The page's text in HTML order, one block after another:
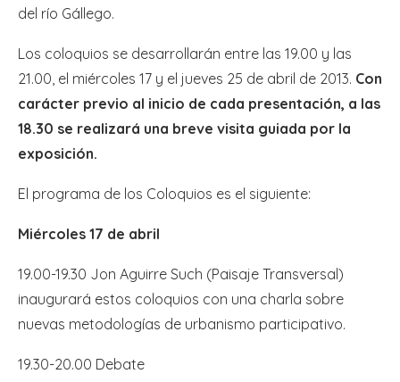
del río Gállego.
Los coloquios se desarrollarán entre las 19.00 y las
21.00, el miércoles 17 y el jueves 25 de abril de 2013. Con
carácter previo al inicio de cada presentación, a las
18.30 se realizará una breve visita guiada por la
exposición.
El programa de los Coloquios es el siguiente:
Miércoles 17 de abril
19.00-19.30 Jon Aguirre Such (Paisaje Transversal)
inaugurará estos coloquios con una charla sobre
nuevas metodologías de urbanismo participativo.
19.30-20.00 Debate